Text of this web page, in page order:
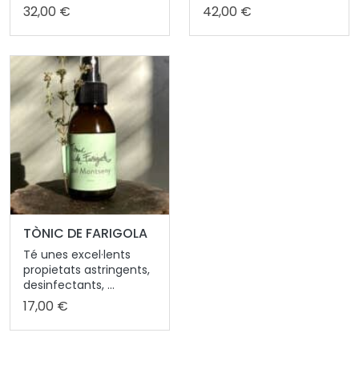
32,00 € 42,00 €
TÒNIC DE FARIGOLA
Té unes excel·lents
propietats astringents,
desinfectants, ...
17,00 €